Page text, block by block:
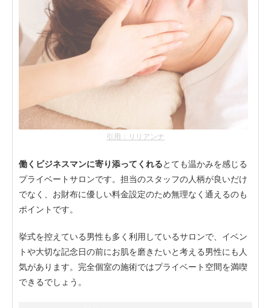
引用：リリアンナ
働くビジネスマンに寄り添ってくれるとても温かみを感じる
プライベートサロンです。担当のスタッフの人柄が良いだけ
でなく、お財布に優しい料金設定のため無理なく通えるのも
ポイントです。
挙式を控えている男性も多く利用しているサロンで、イベン
トや大切な記念日の前にお肌を磨きたいと考える男性にも人
気があります。完全個室の施術ではプライベート空間を満喫
できるでしょう。